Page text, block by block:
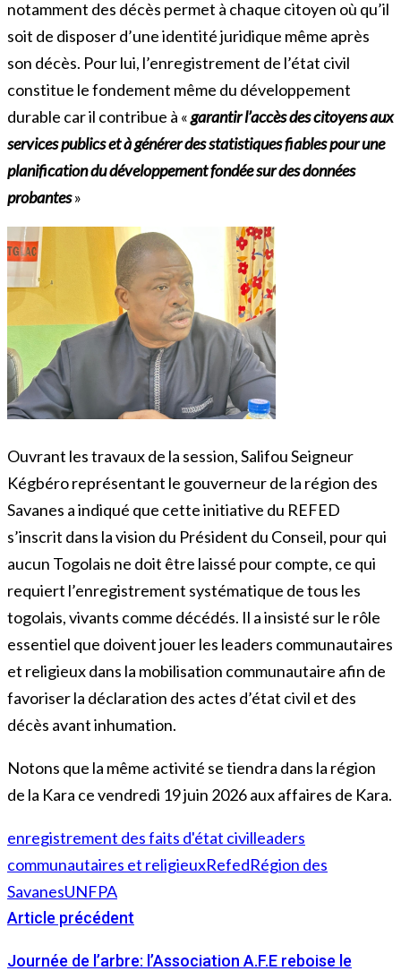
notamment des décès permet à chaque citoyen où qu’il
soit de disposer d’une identité juridique même après
son décès. Pour lui, l’enregistrement de l’état civil
constitue le fondement même du développement
durable car il contribue à «garantir l’accès des citoyens aux
services publics et à générer des statistiques fiables pour une
planification du développement fondée sur des données
probantes»
Ouvrant les travaux de la session, Salifou Seigneur
Kégbéro représentant le gouverneur de la région des
Savanes a indiqué que cette initiative du REFED
s’inscrit dans la vision du Président du Conseil, pour qui
aucun Togolais ne doit être laissé pour compte, ce qui
requiert l’enregistrement systématique de tous les
togolais, vivants comme décédés. Il a insisté sur le rôle
essentiel que doivent jouer les leaders communautaires
et religieux dans la mobilisation communautaire afin de
favoriser la déclaration des actes d’état civil et des
décès avant inhumation.
Notons que la même activité se tiendra dans la région
de la Kara ce vendredi 19 juin 2026 aux affaires de Kara.
enregistrement des faits d'état civilleaders
communautaires et religieuxRefedRégion des
SavanesUNFPA
Article précédent
Journée de l’arbre: l’Association A.F.E reboise le